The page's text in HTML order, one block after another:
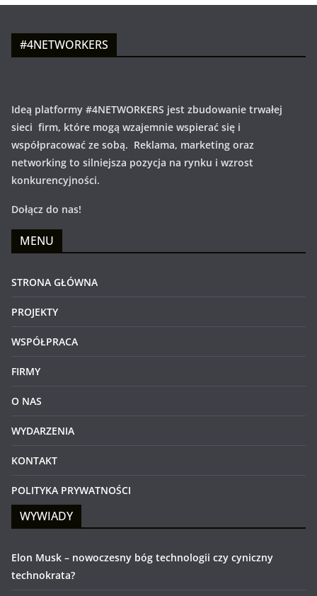
#4NETWORKERS
Ideą platformy #4NETWORKERS jest zbudowanie trwałej
sieci firm, które mogą wzajemnie wspierać się i
współpracować ze sobą. Reklama, marketing oraz
networking to silniejsza pozycja na rynku i wzrost
konkurencyjności.
Dołącz do nas!
MENU
STRONA GŁÓWNA
PROJEKTY
WSPÓŁPRACA
FIRMY
O NAS
WYDARZENIA
KONTAKT
POLITYKA PRYWATNOŚCI
WYWIADY
Elon Musk – nowoczesny bóg technologii czy cyniczny
technokrata?